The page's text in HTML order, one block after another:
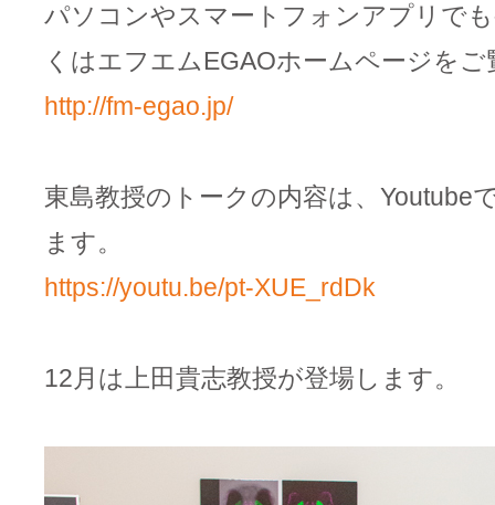
パソコンやスマートフォンアプリで
くはエフエムEGAOホームページを
http://fm-egao.jp/
東島教授のトークの内容は、Youtube
ます。
https://youtu.be/pt-XUE_rdDk
12月は上田貴志教授が登場します。